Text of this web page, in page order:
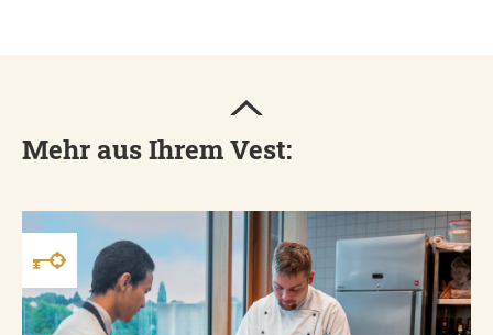
Mehr aus Ihrem Vest: